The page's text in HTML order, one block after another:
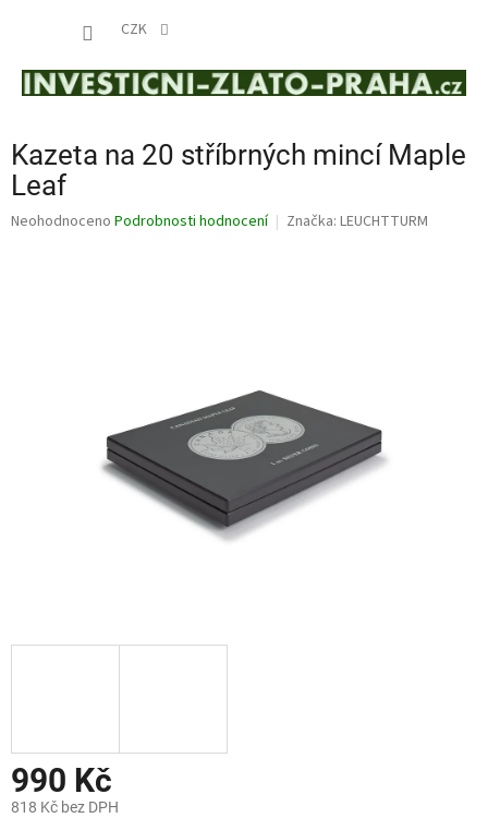
CZK
Kazeta na 20 stříbrných mincí Maple
Leaf
Průměrné
Neohodnoceno Podrobnosti hodnocení Značka: LEUCHTTURM
990 Kč
818 Kč bez DPH